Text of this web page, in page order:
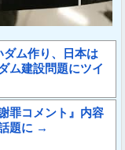
ム作り、日本は
ム建設問題にツイ
罪コメント』内容
題に →